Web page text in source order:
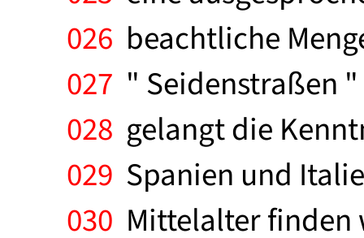
026 beachtliche
027 " Seidenstraßen
028 gelangt die
029 Spanien und
030 Mittelalter finden